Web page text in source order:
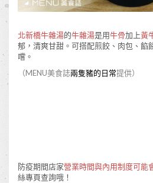
北新橋牛雜湯的牛雜湯是用牛骨加上黃
郁，清爽甘甜。可搭配煎餃、肉包、餡
嚐。
（MENU美食誌兩隻豬的日常提供）
防疫期間店家營業時間與內用制度可能
絲專頁查詢哦！